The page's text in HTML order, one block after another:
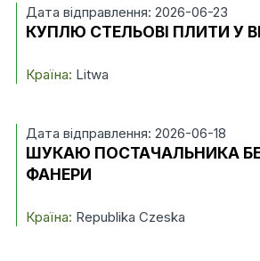
Дата відправлення: 2026-06-23
КУПЛЮ СТЕЛЬОВІ ПЛИТИ У
Країна: Litwa
Дата відправлення: 2026-06-18
ШУКАЮ ПОСТАЧАЛЬНИКА
ФАНЕРИ
Країна: Republika Czeska